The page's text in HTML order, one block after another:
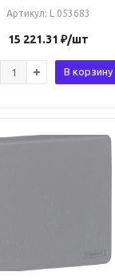
Артикул: L 053683
15 221.31 ₽/шт
В корзину